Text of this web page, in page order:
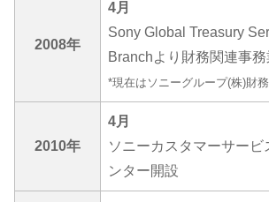
2008年
4月
Sony Global Treasury
Branchより財務関連事
*現在はソニーグループ(株)財
2010年
4月
ソニーカスタマーサービ
ンター開設